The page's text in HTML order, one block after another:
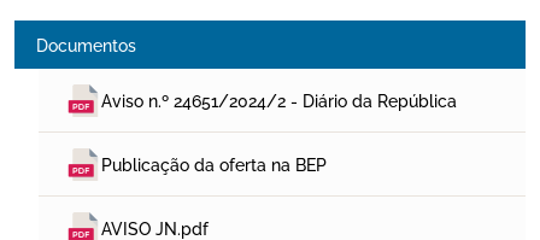
Documentos
Aviso n.º 24651/2024/2 - Diário da República
Publicação da oferta na BEP
AVISO JN.pdf